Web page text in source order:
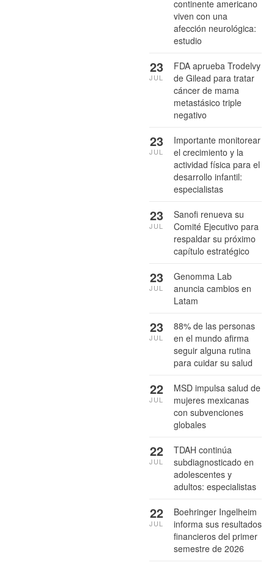
continente americano
viven con una
afección neurológica:
estudio
FDA aprueba Trodelvy
de Gilead para tratar
cáncer de mama
metastásico triple
negativo
23
JUL
Importante monitorear
el crecimiento y la
actividad física para el
desarrollo infantil:
especialistas
23
JUL
Sanofi renueva su
Comité Ejecutivo para
respaldar su próximo
capítulo estratégico
23
JUL
Genomma Lab
anuncia cambios en
Latam
23
JUL
88% de las personas
en el mundo afirma
seguir alguna rutina
para cuidar su salud
23
JUL
MSD impulsa salud de
mujeres mexicanas
con subvenciones
globales
22
JUL
TDAH continúa
subdiagnosticado en
adolescentes y
adultos: especialistas
22
JUL
Boehringer Ingelheim
informa sus resultados
financieros del primer
semestre de 2026
22
JUL